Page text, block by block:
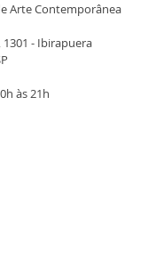
Arte Contemporânea
1301 - Ibirapuera
às 21h